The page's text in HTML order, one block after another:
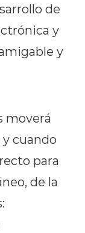
de
y
y
moverá
cuando
para
de la